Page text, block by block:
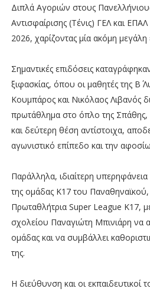
Διπλά Αγοριών στους
Αντισφαίρισης (Τένις) ΓΕΛ και
2026, χαρίζοντας μία ακόμη
Σημαντικές επιδόσεις
ξιφασκίας, όπου οι μαθητές της Β΄
Κουμπάρος και Νικόλαος Λιβανός
πρωτάθλημα στο όπλο της Σπάθης,
και δεύτερη θέση αντίστοιχα,
αγωνιστικό επίπεδο και την
Παράλληλα, ιδιαίτερη υπερηφάνεια
της ομάδας Κ17 του
Πρωταθλήτρια Super League Κ17,
σχολείου Παναγιώτη Μπινιάρη να
ομάδας και να συμβάλλει
της.
Η διεύθυνση και οι